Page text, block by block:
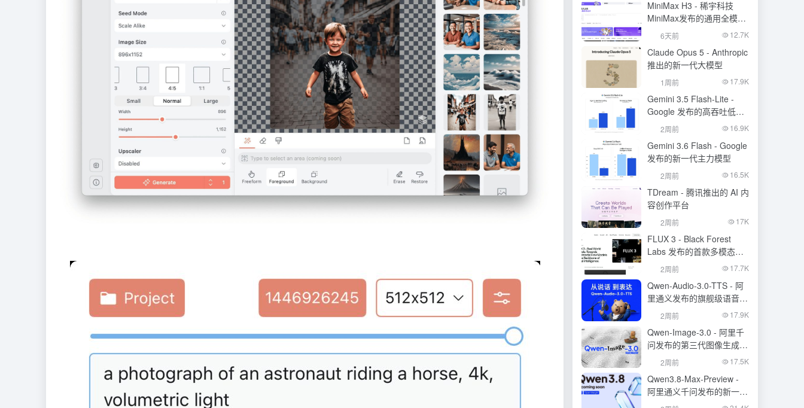
MiniMax H3 - 稀宇科技
MiniMax发布的通用全模态
生成模型
6天前 12.7K
Claude Opus 5 - Anthropic
推出的新一代大模型
1周前 17.9K
Gemini 3.5 Flash-Lite -
Google 发布的高吞吐低成
本模型
2周前 16.9K
Gemini 3.6 Flash - Google
发布的新一代主力模型
2周前 16.5K
TDream - 腾讯推出的 AI 内
容创作平台
2周前 17K
FLUX 3 - Black Forest
Labs 发布的首款多模态基
础模型
2周前 17.7K
Qwen-Audio-3.0-TTS - 阿
里通义发布的旗舰级语音合
成大模型
2周前 17.9K
Qwen-Image-3.0 - 阿里千
问发布的第三代图像生成基
础模型
2周前 17.5K
Qwen3.8-Max-Preview -
阿里通义千问发布的新一代
旗舰大模型